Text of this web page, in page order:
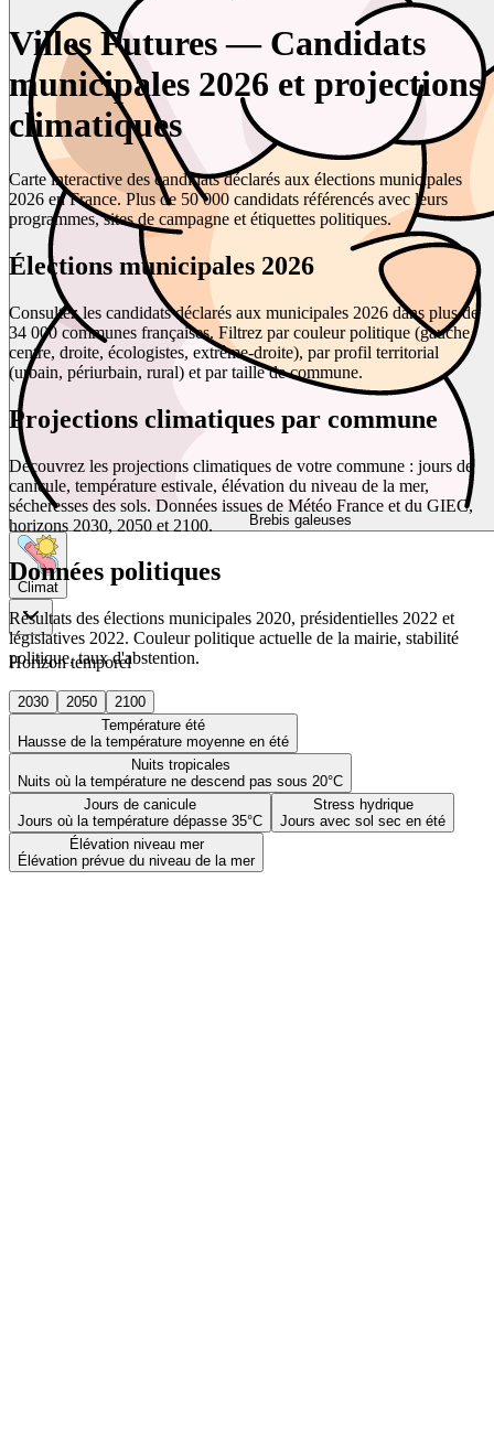
Brebis galeuses
Climat
Horizon temporel
2030 2050
2100
Température été
Hausse de la température moyenne en été
Nuits tropicales
Nuits où la température ne descend pas sous 20°C
Jours de canicule
Jours où la température dépasse 35°C
Stress hydrique
Jours avec sol sec en été
Élévation niveau mer
Élévation prévue du niveau de la mer
Villes Futures — Candidats
municipales 2026 et projections
climatiques
Carte interactive des candidats déclarés aux élections municipales
2026 en France. Plus de 50 000 candidats référencés avec leurs
programmes, sites de campagne et étiquettes politiques.
Élections municipales 2026
Consultez les candidats déclarés aux municipales 2026 dans plus de
34 000 communes françaises. Filtrez par couleur politique (gauche,
centre, droite, écologistes, extrême-droite), par profil territorial
(urbain, périurbain, rural) et par taille de commune.
Projections climatiques par commune
Découvrez les projections climatiques de votre commune : jours de
canicule, température estivale, élévation du niveau de la mer,
sécheresses des sols. Données issues de Météo France et du GIEC,
horizons 2030, 2050 et 2100.
Données politiques
Résultats des élections municipales 2020, présidentielles 2022 et
législatives 2022. Couleur politique actuelle de la mairie, stabilité
politique, taux d'abstention.